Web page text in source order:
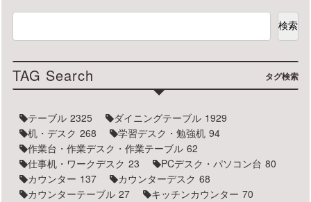
検索
TAG Search タグ検索
テーブル 2325 ダイニングテーブル 1929
机・デスク 268 学習デスク・勉強机 94
作業台・作業デスク・作業テーブル 62
仕事机・ワークデスク 23 PCデスク・パソコン台 80
カウンター 137 カウンターデスク 68
カウンターテーブル 27 キッチンカウンター 70